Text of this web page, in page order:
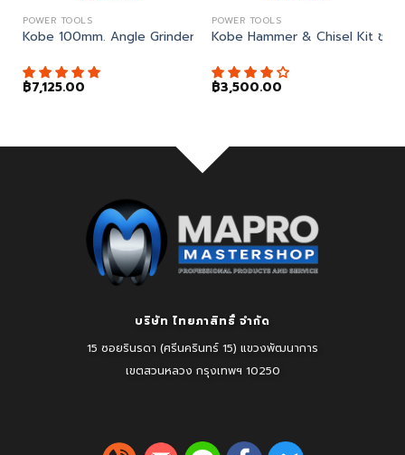
POWER TOOLS
Kobe 100mm. Angle Grinder เครื่องเจียรมุม
฿7,125.00
POWER TOOLS
Kobe Hammer & Chisel Kit ชุดส
฿3,500.00
Drill ปืนลมต่อหัวสว่าน
บริษัท ไทยภาสิทธิ์ จำกัด
15 ซอยรินรดา (ศรีนครินทร์ 15) แขวงพัฒนาการ
เขตสวนหลวง กรุงเทพฯ 10250